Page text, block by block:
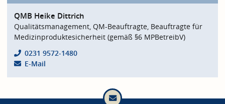
QMB Heike Dittrich
Qualitätsmanagement, QM-Beauftragte, Beauftragte für
Medizinproduktesicherheit (gemäß §6 MPBetreibV)
0231 9572-1480
E-Mail